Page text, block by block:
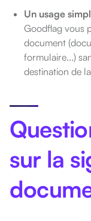
Un usage
Goodflag vous
document
formulaire...)
destination de
sur la